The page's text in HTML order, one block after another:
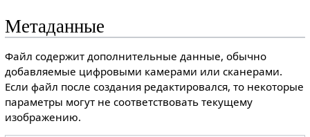
Метаданные
Файл содержит дополнительные данные, обычно
добавляемые цифровыми камерами или сканерами.
Если файл после создания редактировался, то некоторые
параметры могут не соответствовать текущему
изображению.